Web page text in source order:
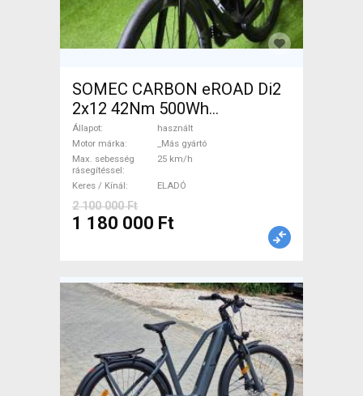
SOMEC CARBON eROAD Di2
2x12 42Nm 500Wh
Elektromos Országúti / Gravel
_Más gyártó használt ELADÓ
Állapot
használt
Motor márka
_Más gyártó
Max. sebesség
rásegítéssel
25 km/h
Keres / Kínál ELADÓ
2 100 000 Ft
1 180 000 Ft